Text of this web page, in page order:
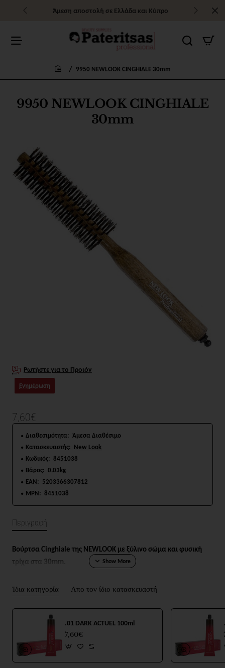
Άμεση αποστολή σε Ελλάδα και Κύπρο
9950 NEWLOOK CINGHIALE
30mm
9950 NEWLOOK CINGHIALE 30mm
Ρωτήστε για το Προιόν
Ενημέρωση
7,60€
Διαθεσιμότητα: Άμεσα Διαθέσιμο
Κατασκευαστής: New Look
Κωδικός: 8451038
Βάρος: 0.03kg
EAN: 5203366307812
MPN: 8451038
Περιγραφή
Βούρτσα Cinghiale της NEWLOOK με ξύλινο σώμα και φυσική
τρίχα στα 30mm.
Ίδια κατηγορία Απο τον ίδιο κατασκευαστή
.01 DARK ACTUEL 100ml
7,60€